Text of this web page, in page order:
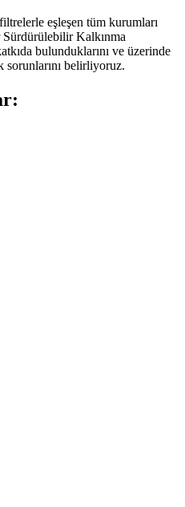
eşleşen tüm kurumları
Kalkınma
bulunduklarını ve üzerinde
sorunlarını belirliyoruz.